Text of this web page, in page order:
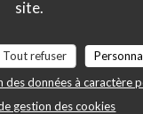
site.
Tout refuser
données à caractère
gestion des cookies
Ambiance